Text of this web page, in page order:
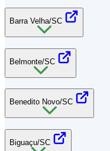
Barra Velha/SC
Belmonte/SC
Benedito Novo/SC
Biguaçu/SC